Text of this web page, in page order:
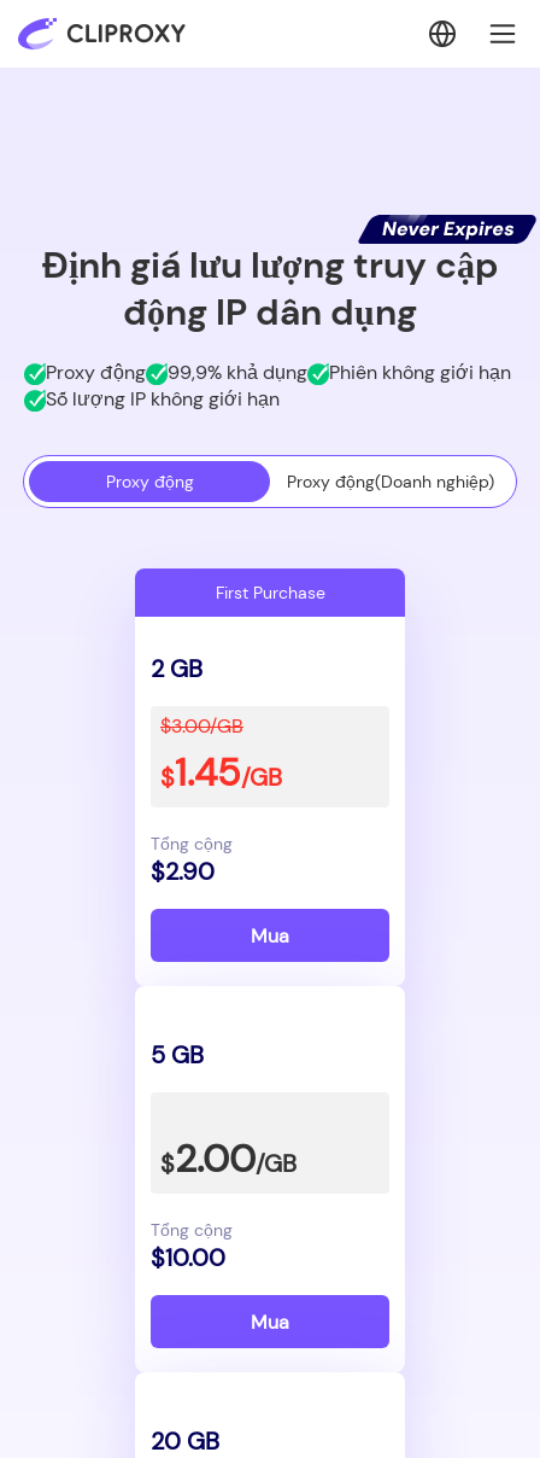
Định giá lưu lượng truy cập
động IP dân dụng
Proxy động 99,9% khả dụng
Phiên không giới hạn
Số lượng IP không giới hạn
Proxy động Proxy động(Doanh nghiệp)
First Purchase
2 GB
$3.00/GB
$1.45/GB
Tổng cộng
$2.90
Mua
5 GB
$2.00/GB
Tổng cộng
$10.00
Mua
20 GB